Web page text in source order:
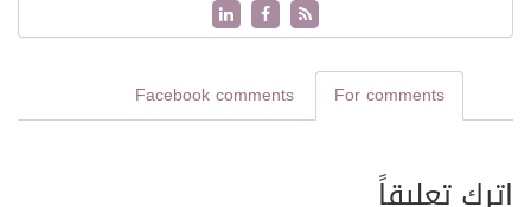
For comments
Facebook comments
اترك تعليقاً